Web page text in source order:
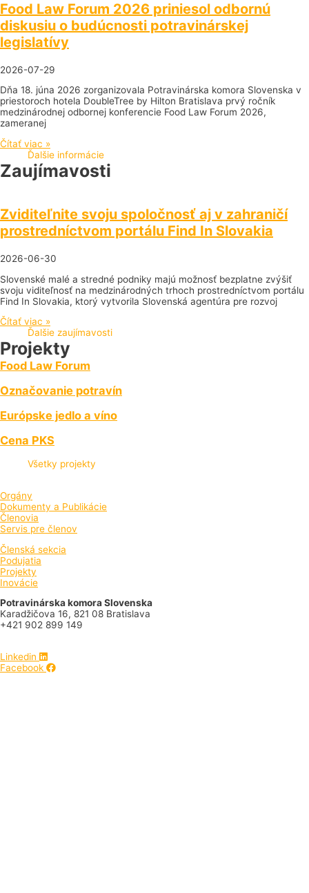
Food Law Forum 2026 priniesol odbornú
diskusiu o budúcnosti potravinárskej
legislatívy
2026-07-29
Dňa 18. júna 2026 zorganizovala Potravinárska komora Slovenska v
priestoroch hotela DoubleTree by Hilton Bratislava prvý ročník
medzinárodnej odbornej konferencie Food Law Forum 2026,
zameranej
Čítať viac »
Ďalšie informácie
Zaujímavosti
Zviditeľnite svoju spoločnosť aj v zahraničí
prostredníctvom portálu Find In Slovakia
2026-06-30
Slovenské malé a stredné podniky majú možnosť bezplatne zvýšiť
svoju viditeľnosť na medzinárodných trhoch prostredníctvom portálu
Find In Slovakia, ktorý vytvorila Slovenská agentúra pre rozvoj
Čítať viac »
Ďalšie zaujímavosti
Projekty
Food Law Forum
Označovanie potravín
Európske jedlo a víno
Cena PKS
Všetky projekty
Orgány
Dokumenty a Publikácie
Členovia
Servis pre členov
Členská sekcia
Podujatia
Projekty
Inovácie
Potravinárska komora Slovenska
Karadžičova 16, 821 08 Bratislava
+421 902 899 149
Linkedin
Facebook